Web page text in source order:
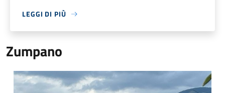
LEGGI DI PIÙ
Zumpano
I Calanchi